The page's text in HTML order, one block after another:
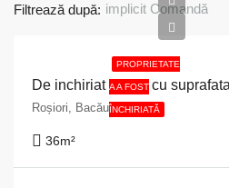
Filtrează după: implicit Comandă
PROPRIETATE
A A FOST
ÎNCHIRIATĂ
Roșiori, Bacău, România
36m²